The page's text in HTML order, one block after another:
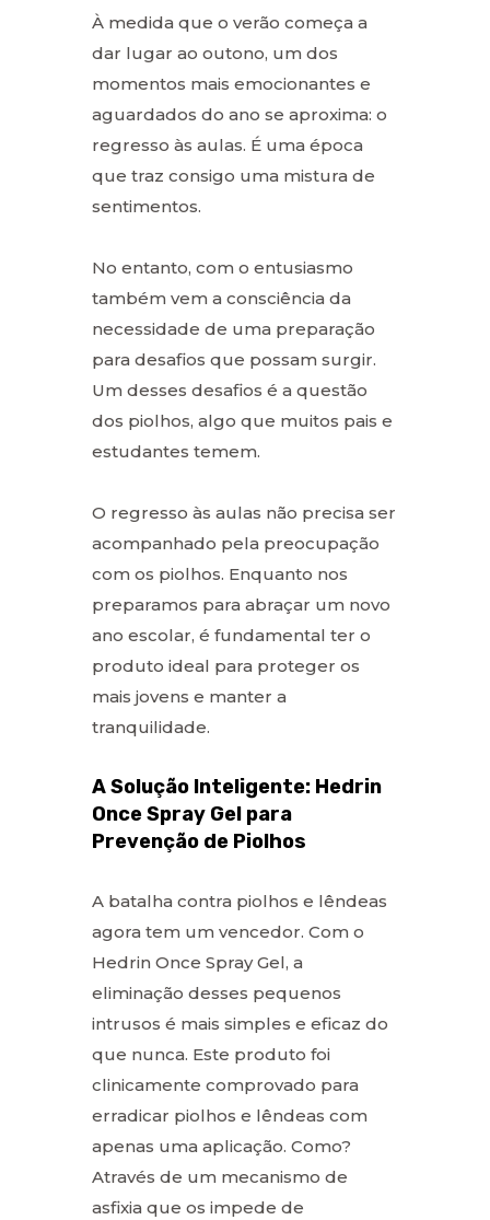
À medida que o verão começa a
dar lugar ao outono, um dos
momentos mais emocionantes e
aguardados do ano se aproxima: o
regresso às aulas. É uma época
que traz consigo uma mistura de
sentimentos.
No entanto, com o entusiasmo
também vem a consciência da
necessidade de uma preparação
para desafios que possam surgir.
Um desses desafios é a questão
dos piolhos, algo que muitos pais e
estudantes temem.
O regresso às aulas não precisa ser
acompanhado pela preocupação
com os piolhos. Enquanto nos
preparamos para abraçar um novo
ano escolar, é fundamental ter o
produto ideal para proteger os
mais jovens e manter a
tranquilidade.
A Solução Inteligente: Hedrin
Once Spray Gel para
Prevenção de Piolhos
A batalha contra piolhos e lêndeas
agora tem um vencedor. Com o
Hedrin Once Spray Gel, a
eliminação desses pequenos
intrusos é mais simples e eficaz do
que nunca. Este produto foi
clinicamente comprovado para
erradicar piolhos e lêndeas com
apenas uma aplicação. Como?
Através de um mecanismo de
asfixia que os impede de